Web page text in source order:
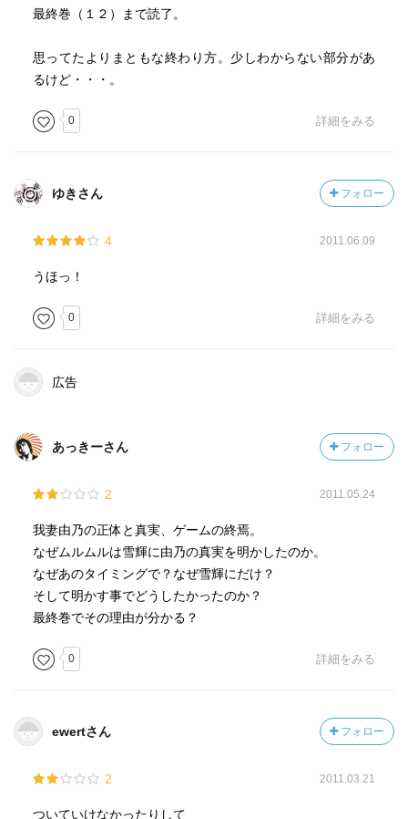
最終巻（１２）まで読了。
思ってたよりまともな終わり方。少しわからない部分があ
るけど・・・。
0 詳細をみる
ゆきさん フォロー
4 2011.06.09
うほっ！
0 詳細をみる
広告
あっきーさん フォロー
2 2011.05.24
我妻由乃の正体と真実、ゲームの終焉。
なぜムルムルは雪輝に由乃の真実を明かしたのか。
なぜあのタイミングで？なぜ雪輝にだけ？
そして明かす事でどうしたかったのか？
最終巻でその理由が分かる？
0 詳細をみる
ewertさん フォロー
2 2011.03.21
ついていけなかったりして